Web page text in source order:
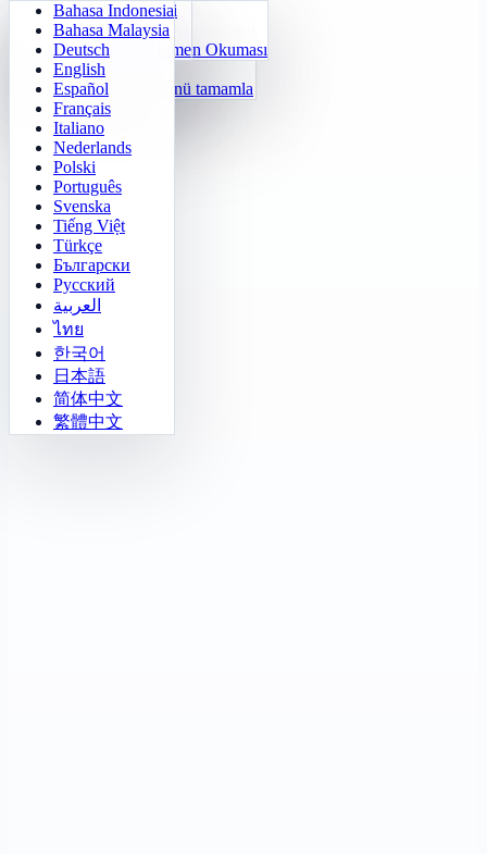
Günlük Aritmetik
Çarpım Tablosu Eğitmeni
24 Hızlı Hesap
Fonksiyonlar
Sayı örüntüsünü tamamla
Sudoku
Sayı Klotski
2048
Tetris
Mayın Tarlası
Gomoku
Işıkları söndür
Labirent Görevi
Sokoban Meydan Okuması
Hafıza Matrisi
Hedef Takibi
Hızlı Ayırt Etme
Bahasa Indonesia
Bahasa Malaysia
Deutsch
English
Español
Français
Italiano
Nederlands
Polski
Português
Svenska
Tiếng Việt
Türkçe
Български
Русский
العربية
ไทย
한국어
日本語
简体中文
繁體中文